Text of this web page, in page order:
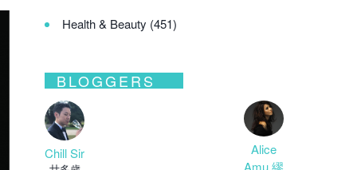
Health & Beauty (451)
BLOGGERS
Chill Sir
Alice
Amu 繆